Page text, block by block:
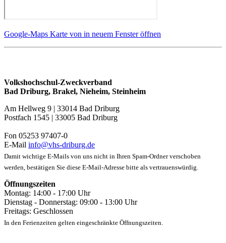
Google-Maps Karte von in neuem Fenster öffnen
Volkshochschul-Zweckverband
Bad Driburg, Brakel, Nieheim, Steinheim
Am Hellweg 9 | 33014 Bad Driburg
Postfach 1545 | 33005 Bad Driburg
Fon 05253 97407-0
E-Mail info@vhs-driburg.de
Damit wichtige E-Mails von uns nicht in Ihren Spam-Ordner verschoben
werden, bestätigen Sie diese E-Mail-Adresse bitte als vertrauenswürdig.
Öffnungszeiten
Montag: 14:00 - 17:00 Uhr
Dienstag - Donnerstag: 09:00 - 13:00 Uhr
Freitags: Geschlossen
In den Ferienzeiten gelten eingeschränkte Öffnungszeiten.